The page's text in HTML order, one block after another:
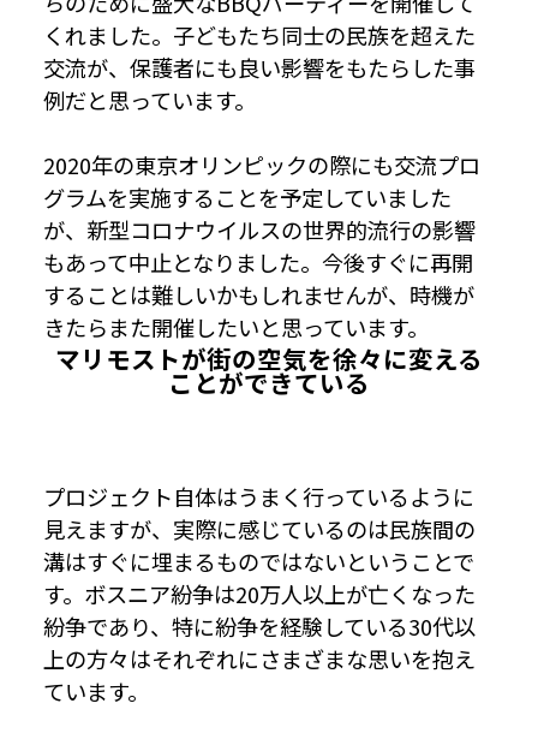
くれました。子どもたち同士の民族を超えた
交流が、保護者にも良い影響をもたらした事
例だと思っています。
2020年の東京オリンピックの際にも交流プロ
グラムを実施することを予定していました
が、新型コロナウイルスの世界的流行の影響
もあって中止となりました。今後すぐに再開
することは難しいかもしれませんが、時機が
きたらまた開催したいと思っています。
マリモストが街の空気を徐々に変える
ことができている
プロジェクト自体はうまく行っているように
見えますが、実際に感じているのは民族間の
溝はすぐに埋まるものではないということで
す。ボスニア紛争は20万人以上が亡くなった
紛争であり、特に紛争を経験している30代以
上の方々はそれぞれにさまざまな思いを抱え
ています。